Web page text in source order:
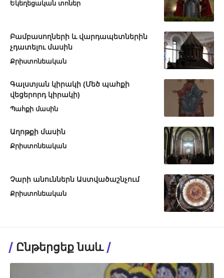
Եկեղեցական տոներ
Բամբասողների և վարդապետներին
չդատելու մասին
Քրիստոնեական
Գալստյան կիրակի (Մեծ պահքի
վեցերորդ կիրակի)
Պահքի մասին
Աղոթքի մասին
Քրիստոնեական
Չարի անուններն Աստվածաշնչում
Քրիստոնեական
Ընթերցեք նաև